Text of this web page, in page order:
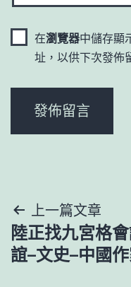
在瀏覽器中儲存顯
址，以供下次發佈
文
章
上一篇文章
陸正找九宮格
誼–文史–中國